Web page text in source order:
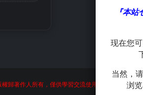
歸著作人所有，僅供學習交流使用，請在24小時内
『本站
现在您
当然，
浏